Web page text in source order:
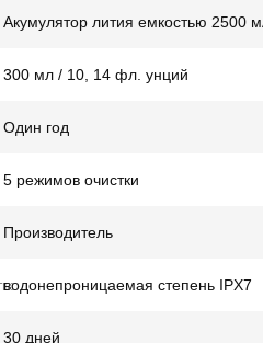
Акумулятор лития емкостью 2500
300 мл / 10, 14 фл. унций
Один год
5 режимов очистки
Производитель
водонепроницаемая степень IPX7
30 дней